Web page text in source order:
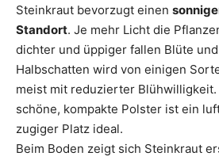
Steinkraut bevorzugt einen
Standort. Je mehr Licht die
dichter und üppiger fallen Blüte
Halbschatten wird von einigen
meist mit reduzierter Blühwilligkeit.
schöne, kompakte Polster ist ein
zugiger Platz ideal.
Beim Boden zeigt sich Steinkraut